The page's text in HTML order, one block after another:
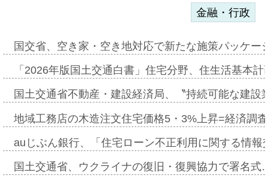
金融・行政
国交省、空き家・空き地対応で新たな施策パッケ
「2026年版国土交通白書」住宅分野、住生活基本
国土交通省不動産・建設経済局、〝持続可能な建
地域工務店の木造注文住宅価格5・3%上昇=経済調
auじぶん銀行、「住宅ローン不正利用に関する情
国土交通省、ウクライナの復旧・復興協力で署名